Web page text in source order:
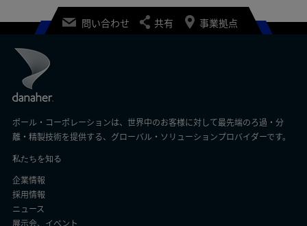
問い合わせ 共有 事業拠点
ポール・コーポレーションは、世界中のお客様に対して最先端のろ過・分
離・精製技術を提供する、グローバル・ソリューションプロバイダーです。
私たちを知る
企業情報
採用情報
ニュース
展示会、イベント